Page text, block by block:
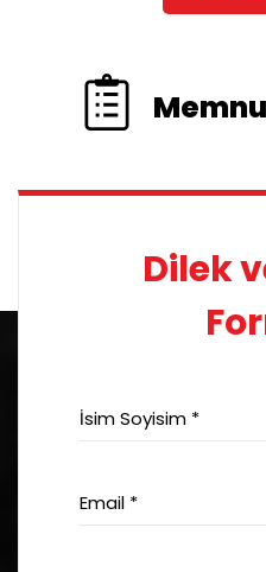
Dilek
İsim Soyisim *
Email *